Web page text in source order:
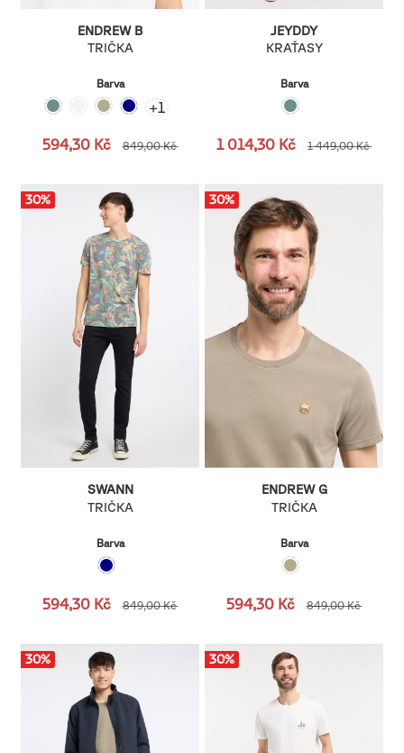
ENDREW B
TRIČKA
Barva
+1
594,30 Kč 849,00 Kč
JEYDDY
KRAŤASY
Barva
1 014,30 Kč 1 449,00 Kč
30%
SWANN
TRIČKA
Barva
594,30 Kč 849,00 Kč
30%
ENDREW G
TRIČKA
Barva
594,30 Kč 849,00 Kč
30% 30%